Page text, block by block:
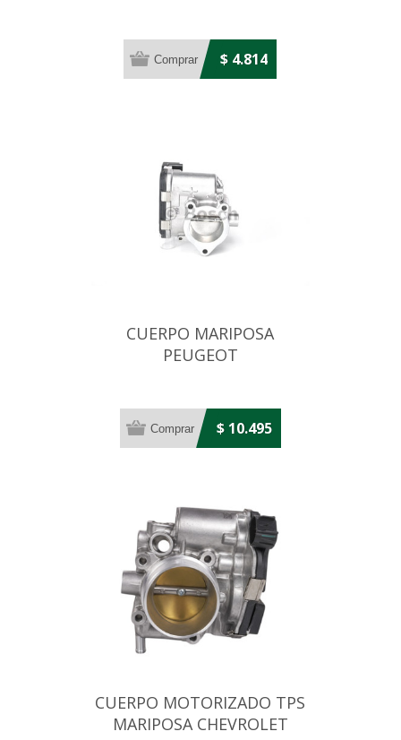
$ 4.814
CUERPO MARIPOSA
PEUGEOT
$ 10.495
CUERPO MOTORIZADO TPS
MARIPOSA CHEVROLET